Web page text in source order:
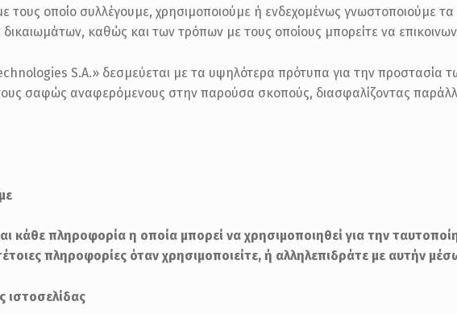
τους οποίο συλλέγουμε, χρησιμοποιούμε ή ενδεχομένως γνωστοποιούμε
καθώς και των τρόπων με τους οποίους μπορείτε να
S.A.» δεσμεύεται με τα υψηλότερα πρότυπα για την προστασία
τους σαφώς αναφερόμενους στην παρούσα σκοπούς, διασφαλίζοντας
κάθε πληροφορία η οποία μπορεί να χρησιμοποιηθεί για την
πληροφορίες όταν χρησιμοποιείτε, ή αλληλεπιδράτε με αυτήν
ιστοσελίδας